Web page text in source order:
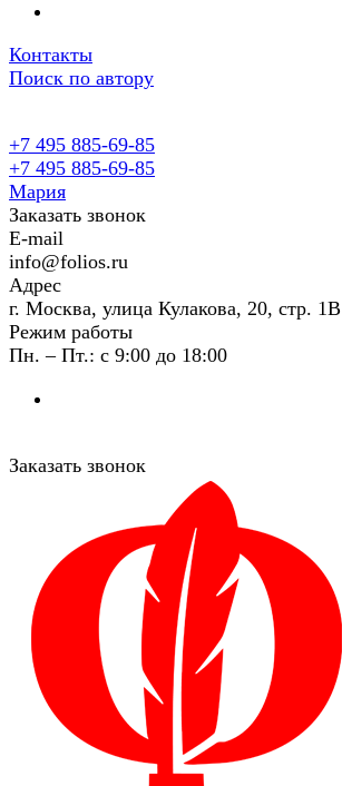
Контакты
Поиск по автору
+7 495 885-69-85
+7 495 885-69-85
Мария
Заказать звонок
E-mail
info@folios.ru
Адрес
г. Москва, улица Кулакова, 20, стр. 1В
Режим работы
Пн. – Пт.: с 9:00 до 18:00
Заказать звонок